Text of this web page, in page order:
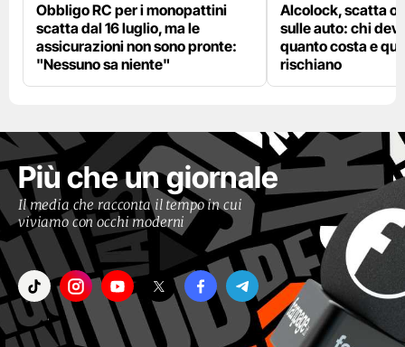
Obbligo RC per i monopattini
scatta dal 16 luglio, ma le
assicurazioni non sono pronte:
"Nessuno sa niente"
Alcolock, scatta
sulle auto: chi
quanto costa e
rischiano
Più che un giornale
Il media che racconta il tempo in cui
viviamo con occhi moderni